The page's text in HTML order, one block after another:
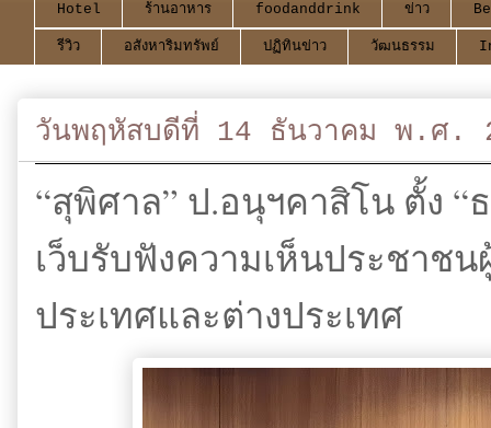
Hotel ร้านอาหาร foodanddrink ข่าว
รีวิว อสังหาริมทรัพย์ ปฏิทินข่าว วัฒนธรรม
วันพฤหัสบดีที่ 14 ธันวาคม พ.ศ.
“สุพิศาล” ป.อนุฯคาสิโน ตั้ง
เว็บรับฟังความเห็นประชาช
ประเทศและต่างประเทศ